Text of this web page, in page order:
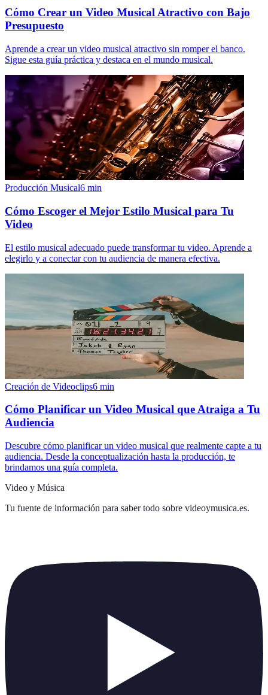
Cómo Crear un Video Musical Atractivo con Bajo
Presupuesto
Aprende a crear un video musical atractivo sin romper el banco.
Sigue esta guía práctica y destaca en el mundo musical.
Producción Musical6 min
Cómo Escoger el Mejor Estilo Musical para Tu
Video
El estilo musical adecuado puede transformar tu video. Aprende a
elegirlo y a conectar con tu audiencia de manera efectiva.
Creación de Videoclips6 min
Cómo Planificar un Video Musical que Atraiga a Tu
Audiencia
Descubre cómo planificar un video musical que realmente capte a tu
audiencia. Desde la conceptualización hasta la producción, te
brindamos una guía completa.
Video y Música
Tu fuente de información para saber todo sobre videoymusica.es.